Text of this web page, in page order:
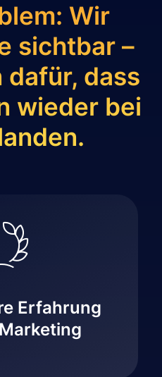
Wir
sichtbar –
dafür, dass
wieder bei
Erfahrung